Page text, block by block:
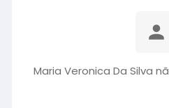
Maria Veronica Da Silva